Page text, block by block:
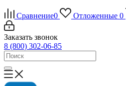
Сравнение0 Отложенные 0
Заказать звонок
8 (800) 302-06-85